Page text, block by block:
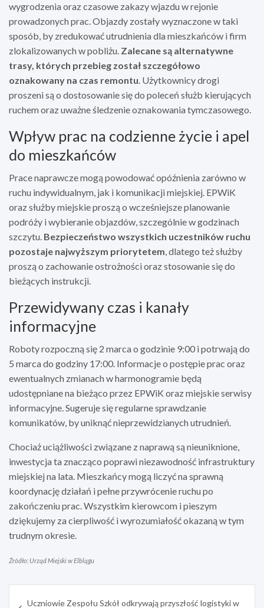
wygrodzenia oraz czasowe zakazy wjazdu w rejonie
prowadzonych prac. Objazdy zostały wyznaczone w taki
sposób, by zredukować utrudnienia dla mieszkańców i firm
zlokalizowanych w pobliżu. Zalecane są alternatywne
trasy, których przebieg został szczegółowo
oznakowany na czas remontu. Użytkownicy drogi
proszeni są o dostosowanie się do poleceń służb kierujących
ruchem oraz uważne śledzenie oznakowania tymczasowego.
Wpływ prac na codzienne życie i apel
do mieszkańców
Prace naprawcze mogą powodować opóźnienia zarówno w
ruchu indywidualnym, jak i komunikacji miejskiej. EPWiK
oraz służby miejskie proszą o wcześniejsze planowanie
podróży i wybieranie objazdów, szczególnie w godzinach
szczytu. Bezpieczeństwo wszystkich uczestników ruchu
pozostaje najwyższym priorytetem, dlatego też służby
proszą o zachowanie ostrożności oraz stosowanie się do
bieżących instrukcji.
Przewidywany czas i kanały
informacyjne
Roboty rozpoczną się 2 marca o godzinie 9:00 i potrwają do
5 marca do godziny 17:00. Informacje o postępie prac oraz
ewentualnych zmianach w harmonogramie będą
udostępniane na bieżąco przez EPWiK oraz miejskie serwisy
informacyjne. Sugeruje się regularne sprawdzanie
komunikatów, by uniknąć nieprzewidzianych utrudnień.
Chociaż uciążliwości związane z naprawą są nieuniknione,
inwestycja ta znacząco poprawi niezawodność infrastruktury
miejskiej na lata. Mieszkańcy mogą liczyć na sprawną
koordynację działań i pełne przywrócenie ruchu po
zakończeniu prac. Wszystkim kierowcom i pieszym
dziękujemy za cierpliwość i wyrozumiałość okazaną w tym
trudnym okresie.
Źródło: Urząd Miejski w Elblągu
Uczniowie Zespołu Szkół odkrywają przyszłość logistyki w